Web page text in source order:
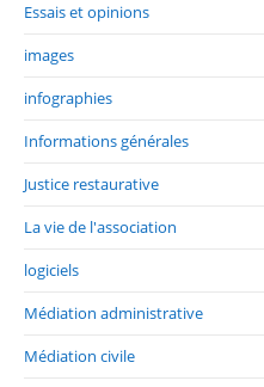
Essais et opinions
images
infographies
Informations générales
Justice restaurative
La vie de l'association
logiciels
Médiation administrative
Médiation civile